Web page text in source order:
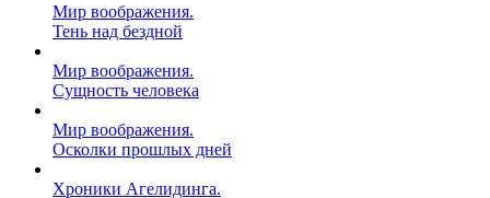
Мир воображения.
Тень над бездной
Мир воображения.
Сущность человека
Мир воображения.
Осколки прошлых дней
Хроники Агелидинга.